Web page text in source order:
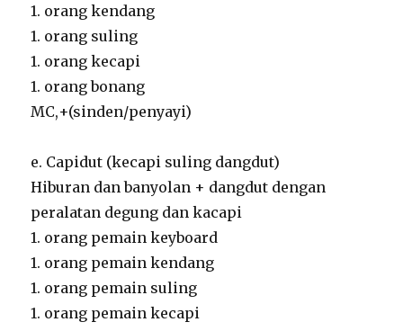
1. orang kendang
1. orang suling
1. orang kecapi
1. orang bonang
MC,+(sinden/penyayi)
e. Capidut (kecapi suling dangdut)
Hiburan dan banyolan + dangdut dengan
peralatan degung dan kacapi
1. orang pemain keyboard
1. orang pemain kendang
1. orang pemain suling
1. orang pemain kecapi